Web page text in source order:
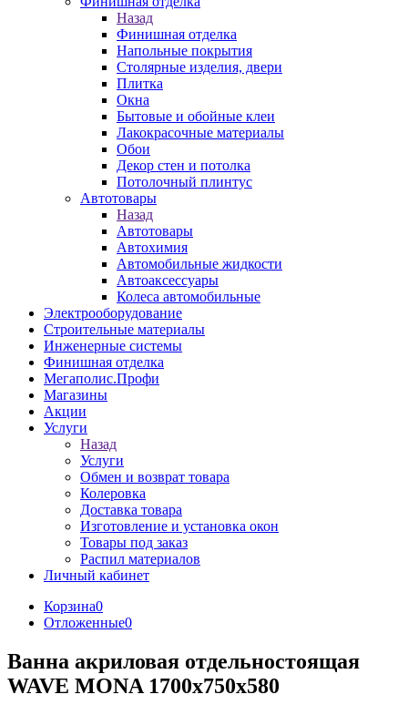
Назад
Финишная отделка
Напольные покрытия
Столярные изделия, двери
Плитка
Окна
Бытовые и обойные клеи
Лакокрасочные материалы
Обои
Декор стен и потолка
Потолочный плинтус
Автотовары
Назад
Автотовары
Автохимия
Автомобильные жидкости
Автоаксессуары
Колеса автомобильные
Электрооборудование
Строительные материалы
Инженерные системы
Финишная отделка
Мегаполис.Профи
Магазины
Акции
Услуги
Назад
Услуги
Обмен и возврат товара
Колеровка
Доставка товара
Изготовление и установка окон
Товары под заказ
Распил материалов
Личный кабинет
Корзина0
Отложенные0
Ванна акриловая отдельностоящая
WAVE MONA 1700x750x580